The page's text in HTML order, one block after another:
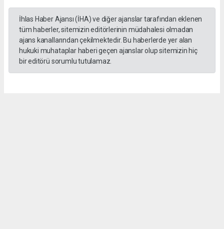
İhlas Haber Ajansı (İHA) ve diğer ajanslar tarafından eklenen
tüm haberler, sitemizin editörlerinin müdahalesi olmadan
ajans kanallarından çekilmektedir. Bu haberlerde yer alan
hukuki muhataplar haberi geçen ajanslar olup sitemizin hiç
bir editörü sorumlu tutulamaz.